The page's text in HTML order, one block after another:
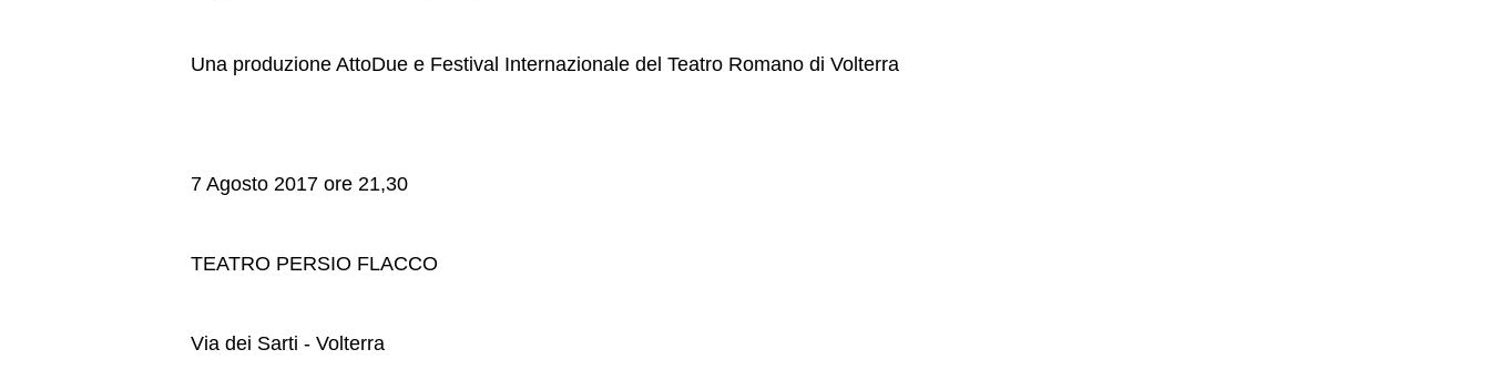
Una produzione AttoDue e Festival Internazionale del Teatro Romano di Volterra
7 Agosto 2017 ore 21,30
TEATRO PERSIO FLACCO
Via dei Sarti - Volterra